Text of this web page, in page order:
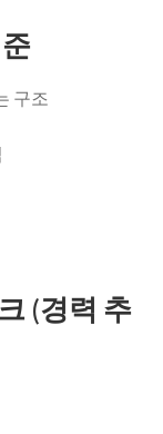
구조
(경력 추